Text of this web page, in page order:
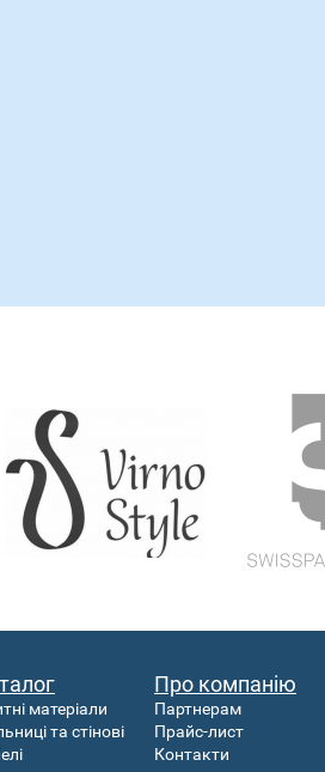
матеріали
та стінові
Про компанію
Партнерам
Прайс-лист
Контакти